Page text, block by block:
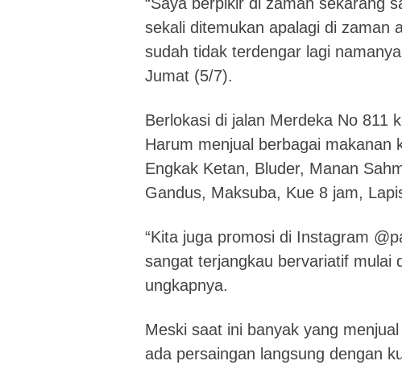
sekali ditemukan apalagi di zaman
sudah tidak terdengar lagi
Jumat (5/7).
Berlokasi di jalan Merdeka No 811
Harum menjual berbagai makanan
Engkak Ketan, Bluder, Manan
Gandus, Maksuba, Kue 8 jam,
“Kita juga promosi di Instagram
sangat terjangkau bervariatif mulai
ungkapnya.
Meski saat ini banyak yang
ada persaingan langsung dengan